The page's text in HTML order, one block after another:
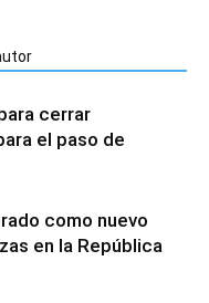
cerrar
el paso de
como nuevo
en la República